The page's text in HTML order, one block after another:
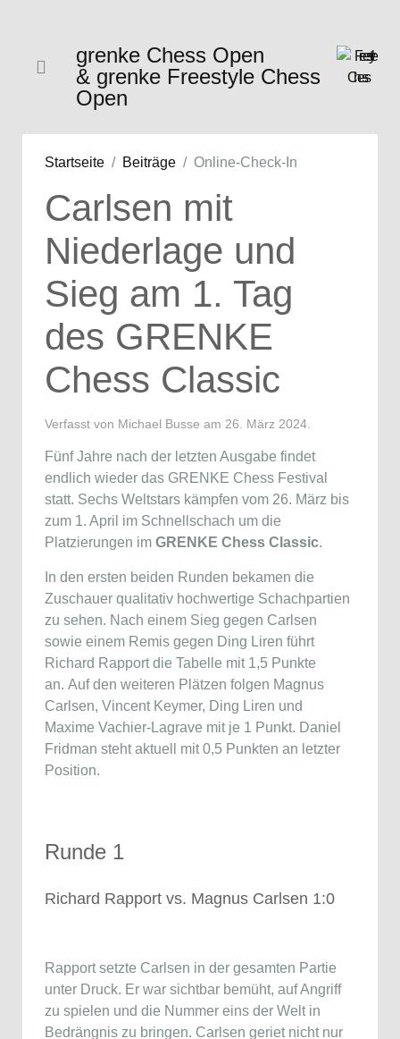
grenke Chess Open
& grenke Freestyle Chess
Open
Startseite Beiträge Online-Check-In
Carlsen mit
Niederlage und
Sieg am 1. Tag
des GRENKE
Chess Classic
Verfasst von Michael Busse am 26. März 2024
Fünf Jahre nach der letzten Ausgabe findet
endlich wieder das GRENKE Chess Festival
statt. Sechs Weltstars kämpfen vom 26. März bis
zum 1. April im Schnellschach um die
Platzierungen im GRENKE Chess Classic.
In den ersten beiden Runden bekamen die
Zuschauer qualitativ hochwertige Schachpartien
zu sehen. Nach einem Sieg gegen Carlsen
sowie einem Remis gegen Ding Liren führt
Richard Rapport die Tabelle mit 1,5 Punkte
an. Auf den weiteren Plätzen folgen Magnus
Carlsen, Vincent Keymer, Ding Liren und
Maxime Vachier-Lagrave mit je 1 Punkt. Daniel
Fridman steht aktuell mit 0,5 Punkten an letzter
Position.
Runde 1
Richard Rapport vs. Magnus Carlsen 1:0
Rapport setzte Carlsen in der gesamten Partie
unter Druck. Er war sichtbar bemüht, auf Angriff
zu spielen und die Nummer eins der Welt in
Bedrängnis zu bringen. Carlsen geriet nicht nur